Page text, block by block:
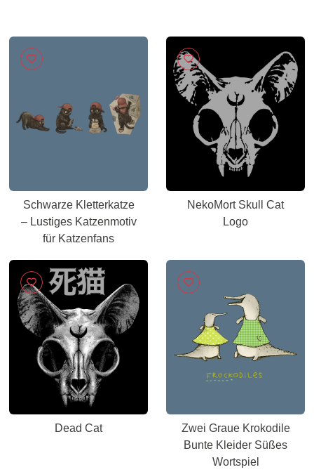
Schwarze Kletterkatze
– Lustiges Katzenmotiv
für Katzenfans
NekoMort Skull Cat
Logo
Dead Cat
Zwei Graue Krokodile
Bunte Kleider Süßes
Wortspiel